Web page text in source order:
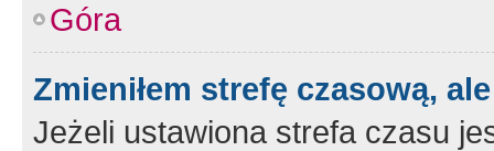
Góra
Zmieniłem strefę czasową,
Jeżeli ustawiona strefa czasu